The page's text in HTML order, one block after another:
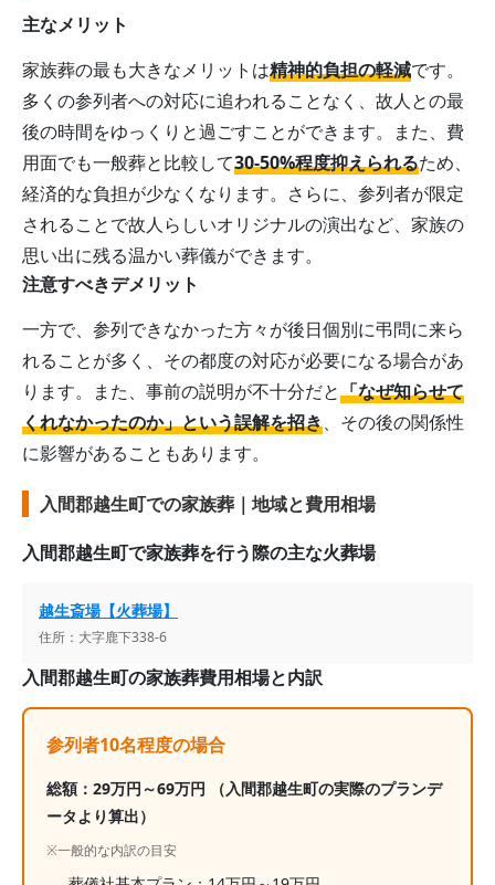
主なメリット
家族葬の最も大きなメリットは精神的負担の軽減です。
多くの参列者への対応に追われることなく、故人との最
後の時間をゆっくりと過ごすことができます。また、費
用面でも一般葬と比較して30-50%程度抑えられるため、
経済的な負担が少なくなります。さらに、参列者が限定
されることで故人らしいオリジナルの演出など、家族の
思い出に残る温かい葬儀ができます。
注意すべきデメリット
一方で、参列できなかった方々が後日個別に弔問に来ら
れることが多く、その都度の対応が必要になる場合があ
ります。また、事前の説明が不十分だと「なぜ知らせて
くれなかったのか」という誤解を招き、その後の関係性
に影響があることもあります。
入間郡越生町での家族葬｜地域と費用相場
入間郡越生町で家族葬を行う際の主な火葬場
越生斎場【火葬場】
住所： 大字鹿下338-6
入間郡越生町の家族葬費用相場と内訳
参列者10名程度の場合
総額： 29万円～69万円 （入間郡越生町の実際のプランデ
ータより算出）
※一般的な内訳の目安